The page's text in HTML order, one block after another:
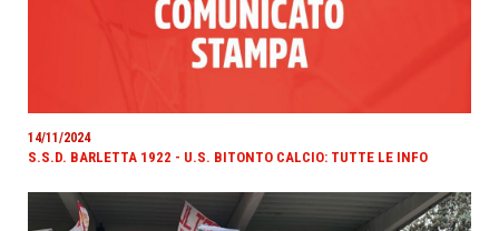
14/11/2024
S.S.D. BARLETTA 1922 - U.S. BITONTO CALCIO: TUTTE LE INFO